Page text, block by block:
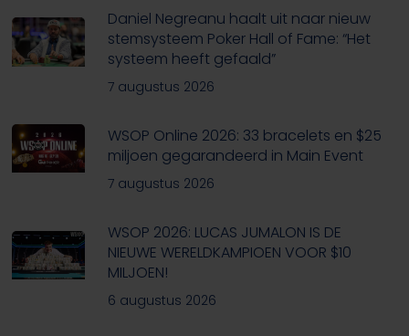
Daniel Negreanu haalt uit naar nieuw
stemsysteem Poker Hall of Fame: “Het
systeem heeft gefaald”
7 augustus 2026
WSOP Online 2026: 33 bracelets en $25
miljoen gegarandeerd in Main Event
7 augustus 2026
WSOP 2026: LUCAS JUMALON IS DE
NIEUWE WERELDKAMPIOEN VOOR $10
MILJOEN!
6 augustus 2026